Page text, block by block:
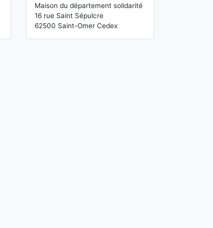
Maison du département solidarité
16 rue Saint Sépulcre
62500 Saint-Omer Cedex